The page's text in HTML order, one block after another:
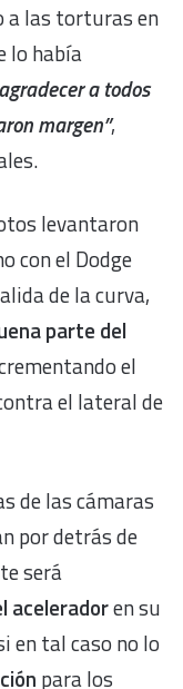
a las torturas en
lo había
a todos
margen”,
levantaron
con el Dodge
de la curva,
parte del
el
el lateral de
de las cámaras
por detrás de
será
aceleradoren su
en tal caso no lo
para los